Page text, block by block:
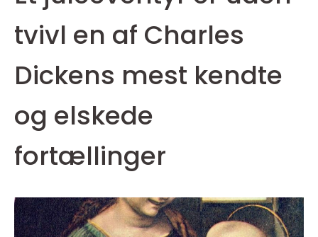
tvivl en af Charles
Dickens mest kendte
og elskede
fortællinger